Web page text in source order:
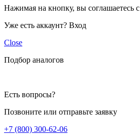
Нажимая на кнопку, вы соглашаетесь с
Уже есть аккаунт? Вход
Close
Подбор аналогов
Есть вопросы?
Позвоните или отправьте заявку
+7 (800) 300-62-06